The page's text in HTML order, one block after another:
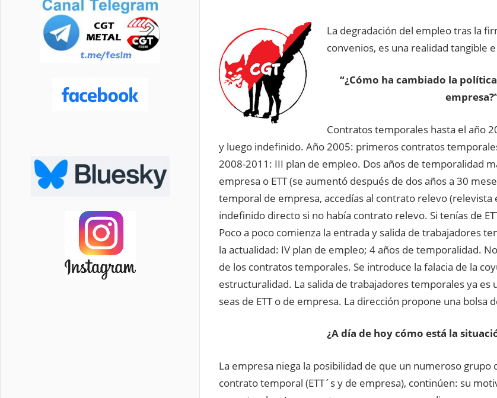
La degradación del empleo tras la
convenios, es una realidad tangible
“¿Cómo ha cambiado la
Contratos temporales hasta el año
y luego indefinido. Año 2005: primeros contratos
2008-2011: III plan de empleo. Dos años de temporalidad
empresa o ETT (se aumentó después de dos años a 30
temporal de empresa, accedías al contrato relevo (relevista
indefinido directo si no había contrato relevo. Si tenías de
Poco a poco comienza la entrada y salida de trabajadores
la actualidad: IV plan de empleo; 4 años de temporalidad.
de los contratos temporales. Se introduce la falacia de la
estructuralidad. La salida de trabajadores temporales ya es
seas de ETT o de empresa. La dirección propone una bolsa
¿A día de hoy cómo está la
La empresa niega la posibilidad de que un numeroso grupo
contrato temporal (ETT´s y de empresa), continúen: su